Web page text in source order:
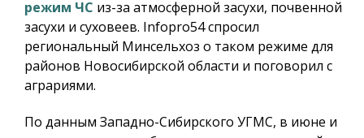
режим ЧС из-за атмосферной засухи, почвенной
засухи и суховеев. Infopro54спросил
региональный Минсельхоз о таком режиме для
районов Новосибирской области и поговорил с
аграриями.
По данным Западно-Сибирского УГМС, в июне и